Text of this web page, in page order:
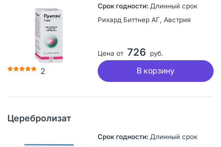
2
Длинный срок
Рихард Биттнер АГ, Австрия
Цена от 726 руб.
В корзину
Церебролизат
Длинный срок